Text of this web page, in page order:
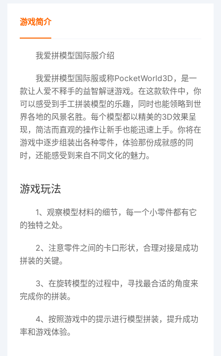
游戏简介
我爱拼模型国际服介绍
我爱拼模型国际服或称PocketWorld3D，是一
款让人爱不释手的益智解谜游戏。在这款软件中，你
可以感受到手工拼装模型的乐趣，同时也能领略到世
界各地的风景名胜。每个模型都以精美的3D效果呈
现，简洁而直观的操作让新手也能迅速上手。你将在
游戏中逐步组装出各种零件，体验那份成就感的同
时，还能感受到来自不同文化的魅力。
游戏玩法
1、观察模型材料的细节，每一个小零件都有它
的独特之处。
2、注意零件之间的卡口形状，合理对接是成功
拼装的关键。
3、在旋转模型的过程中，寻找最合适的角度来
完成你的拼装。
4、按照游戏中的提示进行模型拼装，提升成功
率和游戏体验。